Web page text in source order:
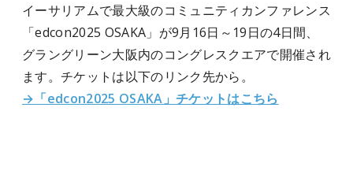
イーサリアムで最大級のコミュニティカンファレンス
「edcon2025 OSAKA」が9月16日～19日の4日間、
グラングリーン大阪内のコングレスクエアで開催され
ます。チケットは以下のリンク先から。
→「edcon2025 OSAKA」チケットはこちら